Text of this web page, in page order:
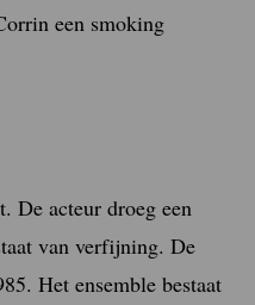
een smoking
De acteur droeg een
van verfijning. De
Het ensemble bestaat